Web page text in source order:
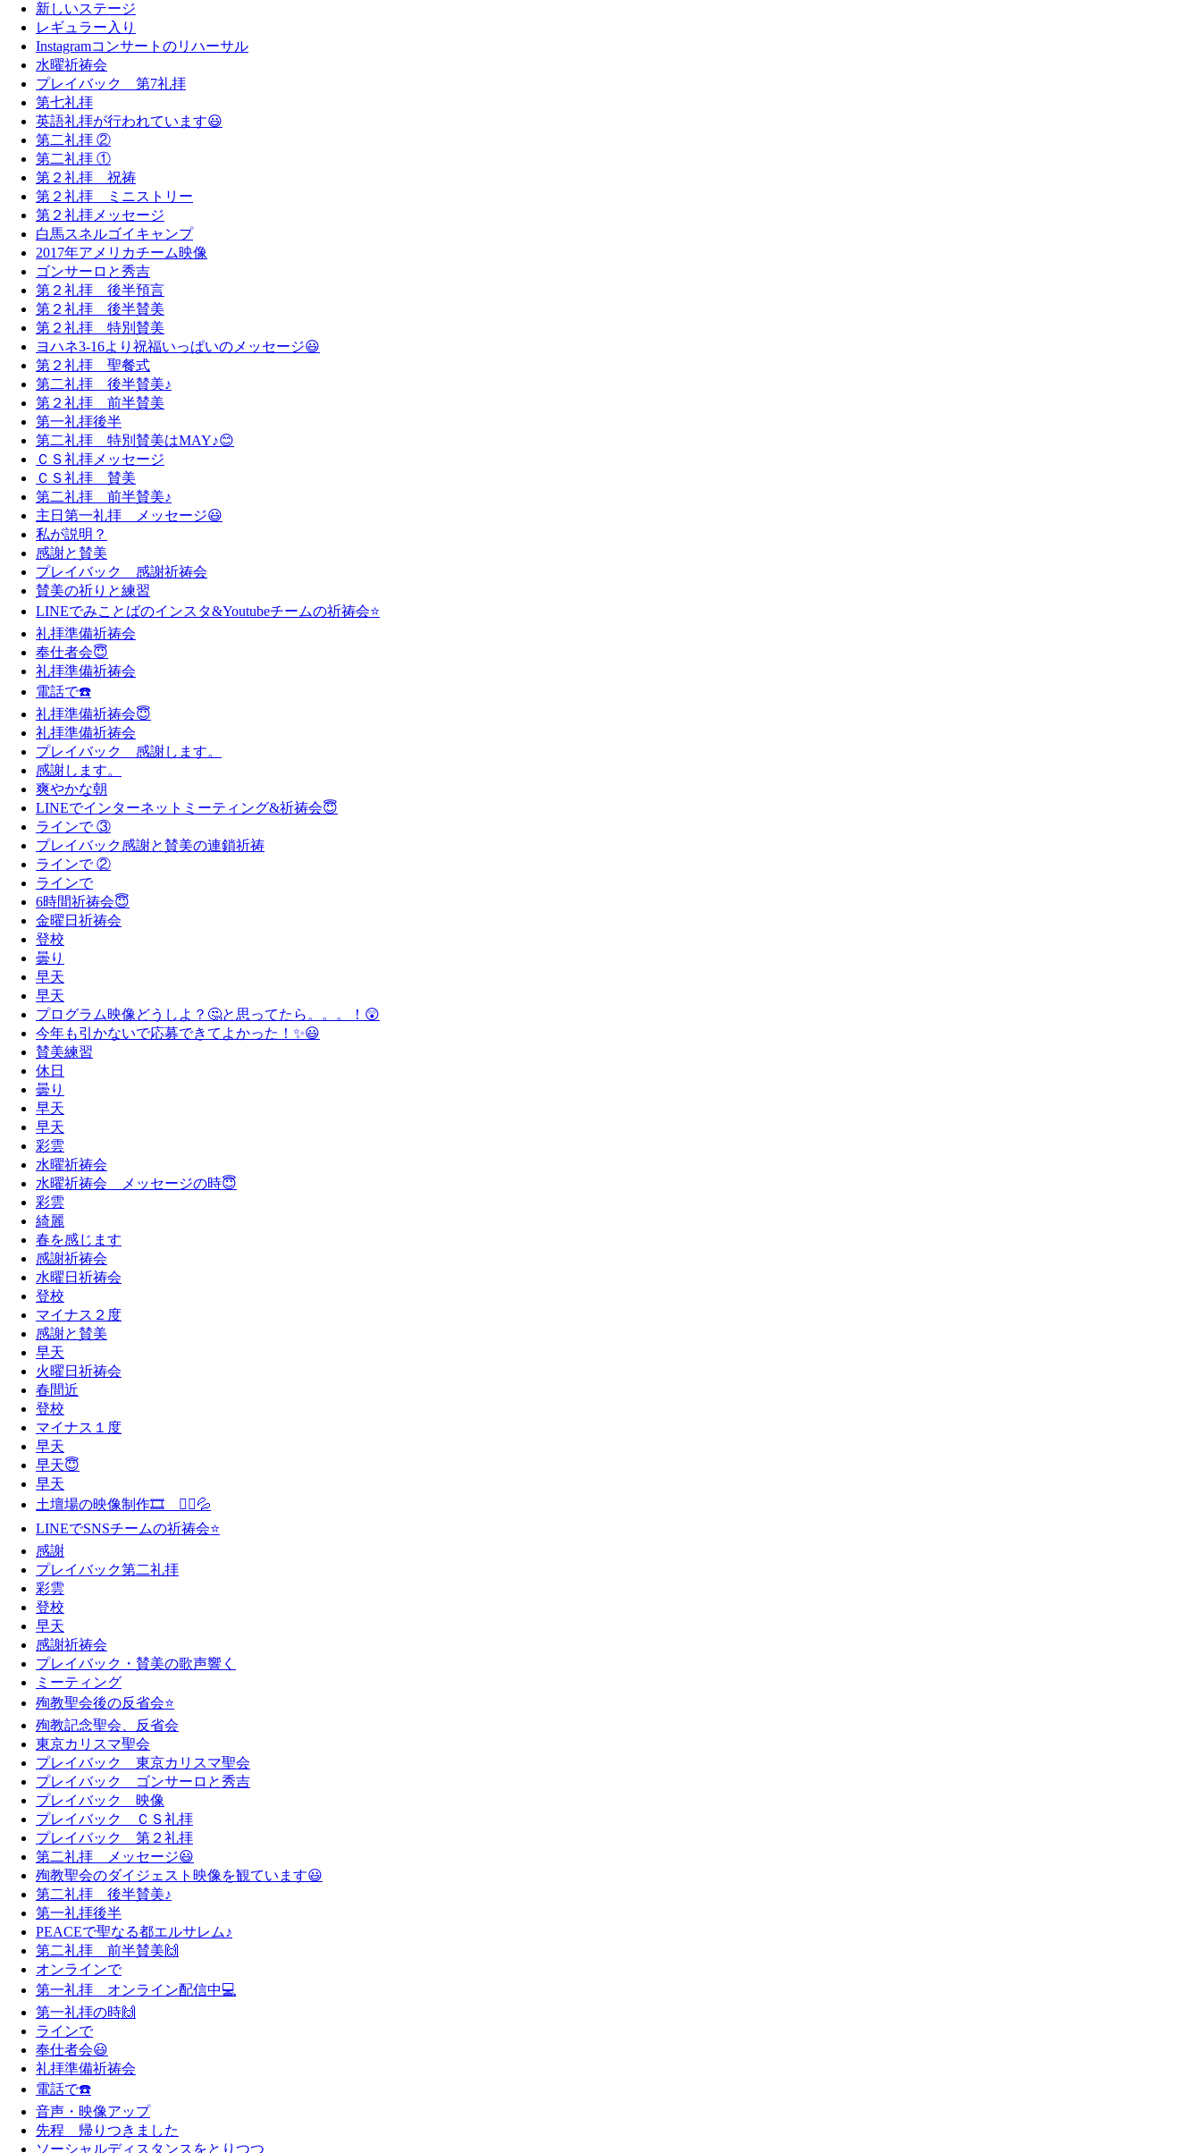
新しいステージ
レギュラー入り
Instagramコンサートのリハーサル
水曜祈祷会
プレイバック 第7礼拝
第七礼拝
英語礼拝が行われています😃
第二礼拝 ②
第二礼拝 ①
第２礼拝 祝祷
第２礼拝 ミニストリー
第２礼拝メッセージ
白馬スネルゴイキャンプ
2017年アメリカチーム映像
ゴンサーロと秀吉
第２礼拝 後半預言
第２礼拝 後半賛美
第２礼拝 特別賛美
ヨハネ3-16より祝福いっぱいのメッセージ😃
第２礼拝 聖餐式
第二礼拝 後半賛美♪
第２礼拝 前半賛美
第一礼拝後半
第二礼拝 特別賛美はMAY♪😊
ＣＳ礼拝メッセージ
ＣＳ礼拝 賛美
第二礼拝 前半賛美♪
主日第一礼拝 メッセージ😃
私が説明？
感謝と賛美
プレイバック 感謝祈祷会
賛美の祈りと練習
LINEでみことばのインスタ&Youtubeチームの祈祷会⭐️
礼拝準備祈祷会
奉仕者会😇
礼拝準備祈祷会
電話で☎️
礼拝準備祈祷会😇
礼拝準備祈祷会
プレイバック 感謝します。
感謝します。
爽やかな朝
LINEでインターネットミーティング&祈祷会😇
ラインで ③
プレイバック感謝と賛美の連鎖祈祷
ラインで ②
ラインで
6時間祈祷会😇
金曜日祈祷会
登校
曇り
早天
早天
プログラム映像どうしよ？🤔と思ってたら。。。！😲
今年も引かないで応募できてよかった！✨😃
賛美練習
休日
曇り
早天
早天
彩雲
水曜祈祷会
水曜祈祷会 メッセージの時😇
彩雲
綺麗
春を感じます
感謝祈祷会
水曜日祈祷会
登校
マイナス２度
感謝と賛美
早天
火曜日祈祷会
春間近
登校
マイナス１度
早天
早天😇
早天
土壇場の映像制作🎞 🏃‍♂️💦
LINEでSNSチームの祈祷会⭐️
感謝
プレイバック第二礼拝
彩雲
登校
早天
感謝祈祷会
プレイバック・賛美の歌声響く
ミーティング
殉教聖会後の反省会⭐️
殉教記念聖会、反省会
東京カリスマ聖会
プレイバック 東京カリスマ聖会
プレイバック ゴンサーロと秀吉
プレイバック 映像
プレイバック ＣＳ礼拝
プレイバック 第２礼拝
第二礼拝 メッセージ😃
殉教聖会のダイジェスト映像を観ています😃
第二礼拝 後半賛美♪
第一礼拝後半
PEACEで聖なる都エルサレム♪
第二礼拝 前半賛美🙌
オンラインで
第一礼拝 オンライン配信中💻
第一礼拝の時🙌
ラインで
奉仕者会😃
礼拝準備祈祷会
電話で☎️
音声・映像アップ
先程 帰りつきました
ソーシャルディスタンスをとりつつ